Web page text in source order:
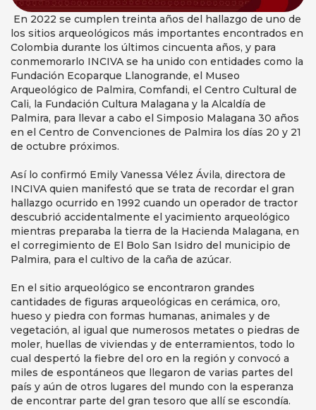
En 2022 se cumplen treinta años del hallazgo de uno de
los sitios arqueológicos más importantes encontrados en
Colombia durante los últimos cincuenta años, y para
conmemorarlo INCIVA se ha unido con entidades como la
Fundación Ecoparque Llanogrande, el Museo
Arqueológico de Palmira, Comfandi, el Centro Cultural de
Cali, la Fundación Cultura Malagana y la Alcaldía de
Palmira, para llevar a cabo el Simposio Malagana 30 años
en el Centro de Convenciones de Palmira los días 20 y 21
de octubre próximos.
Así lo confirmó Emily Vanessa Vélez Ávila, directora de
INCIVA quien manifestó que se trata de recordar el gran
hallazgo ocurrido en 1992 cuando un operador de tractor
descubrió accidentalmente el yacimiento arqueológico
mientras preparaba la tierra de la Hacienda Malagana, en
el corregimiento de El Bolo San Isidro del municipio de
Palmira, para el cultivo de la caña de azúcar.
En el sitio arqueológico se encontraron grandes
cantidades de figuras arqueológicas en cerámica, oro,
hueso y piedra con formas humanas, animales y de
vegetación, al igual que numerosos metates o piedras de
moler, huellas de viviendas y de enterramientos, todo lo
cual despertó la fiebre del oro en la región y convocó a
miles de espontáneos que llegaron de varias partes del
país y aún de otros lugares del mundo con la esperanza
de encontrar parte del gran tesoro que allí se escondía.